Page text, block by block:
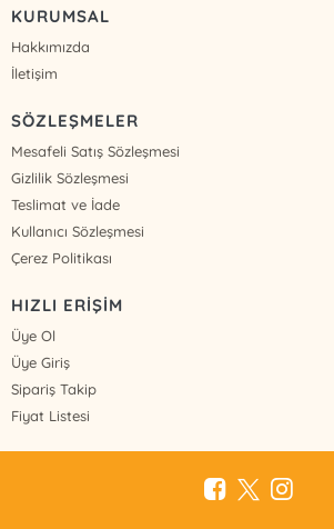
KURUMSAL
Hakkımızda
İletişim
SÖZLEŞMELER
Mesafeli Satış Sözleşmesi
Gizlilik Sözleşmesi
Teslimat ve İade
Kullanıcı Sözleşmesi
Çerez Politikası
HIZLI ERİŞİM
Üye Ol
Üye Giriş
Sipariş Takip
Fiyat Listesi